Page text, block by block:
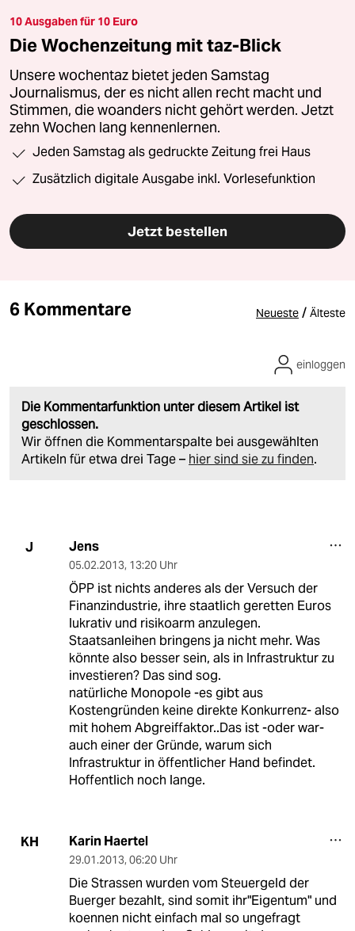
10 Ausgaben für 10 Euro
Die Wochenzeitung mit taz-Blick
Unsere wochentaz bietet jeden Samstag
Journalismus, der es nicht allen recht macht und
Stimmen, die woanders nicht gehört werden. Jetzt
zehn Wochen lang kennenlernen.
Jeden Samstag als gedruckte Zeitung frei Haus
Zusätzlich digitale Ausgabe inkl. Vorlesefunktion
Jetzt bestellen
6 Kommentare Neueste / Älteste
Die Kommentarfunktion unter diesem Artikel ist
geschlossen.
Wir öffnen die Kommentarspalte bei ausgewählten
Artikeln für etwa drei Tage – hier sind sie zu finden.
einloggen
J Jens
05.02.2013, 13:20 Uhr
ÖPP ist nichts anderes als der Versuch der
Finanzindustrie, ihre staatlich geretten Euros
lukrativ und risikoarm anzulegen.
Staatsanleihen bringens ja nicht mehr. Was
könnte also besser sein, als in Infrastruktur zu
investieren? Das sind sog.
natürliche Monopole -es gibt aus
Kostengründen keine direkte Konkurrenz- also
mit hohem Abgreiffaktor..Das ist -oder war-
auch einer der Gründe, warum sich
Infrastruktur in öffentlicher Hand befindet.
Hoffentlich noch lange.
KH Karin Haertel
29.01.2013, 06:20 Uhr
Die Strassen wurden vom Steuergeld der
Buerger bezahlt, sind somit ihr"Eigentum" und
koennen nicht einfach mal so ungefragt